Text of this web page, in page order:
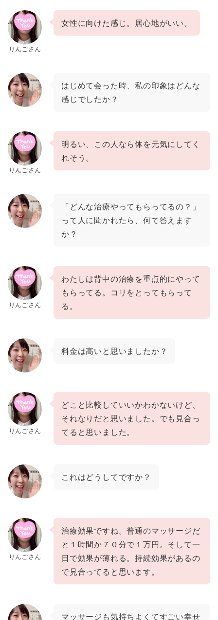
りんごさん
女性に向けた感じ。居心地がいい。
はじめて会った時、私の印象はどんな
感じでしたか？
りんごさん
明るい、この人なら体を元気にしてく
れそう。
「どんな治療やってもらってるの？」
って人に聞かれたら、何て答えます
か？
りんごさん
わたしは背中の治療を重点的にやって
もらってる。コリをとってもらって
る。
料金は高いと思いましたか？
りんごさん
どこと比較していいかわかないけど、
それなりだと思いました。でも見合っ
てると思いました。
これはどうしてですか？
りんごさん
治療効果ですね。普通のマッサージだ
と１時間か７０分で１万円。そして一
日で効果が薄れる。持続効果があるの
で見合ってると思います。
マッサージも気持ちよくてすごい幸せ